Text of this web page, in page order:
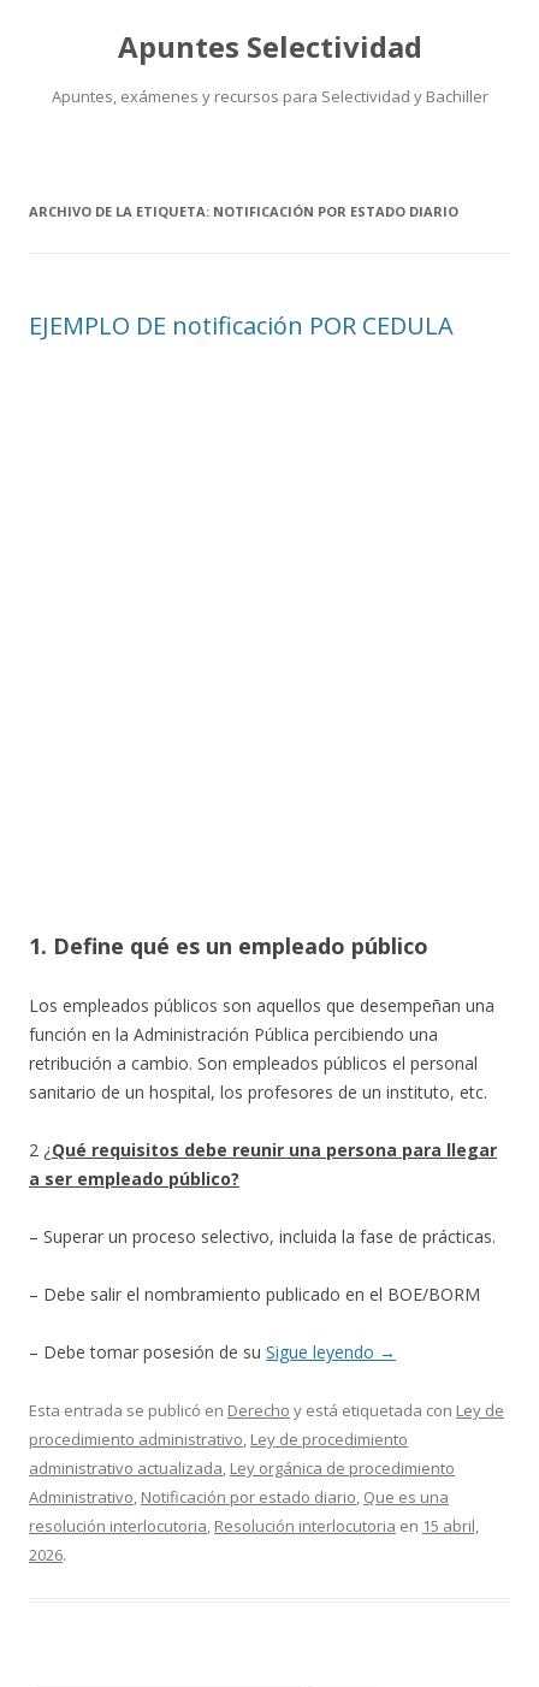
Apuntes Selectividad
Apuntes, exámenes y recursos para Selectividad y Bachiller
ARCHIVO DE LA ETIQUETA: NOTIFICACIÓN POR ESTADO DIARIO
EJEMPLO DE notificación POR CEDULA
1. Define qué es un empleado público
Los empleados públicos son aquellos que desempeñan una
función en la Administración Pública percibiendo una
retribución a cambio. Son empleados públicos el personal
sanitario de un hospital, los profesores de un instituto, etc.
2 ¿Qué requisitos debe reunir una persona para llegar
a ser empleado público?
– Superar un proceso selectivo, incluida la fase de prácticas.
– Debe salir el nombramiento publicado en el BOE/BORM
– Debe tomar posesión de su Sigue leyendo →
Esta entrada se publicó en Derecho y está etiquetada con Ley de
procedimiento administrativo, Ley de procedimiento
administrativo actualizada, Ley orgánica de procedimiento
Administrativo, Notificación por estado diario, Que es una
resolución interlocutoria, Resolución interlocutoria en 15 abril,
2026.